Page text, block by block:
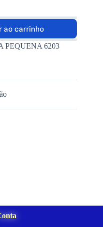
ao carrinho
PEQUENA 6203